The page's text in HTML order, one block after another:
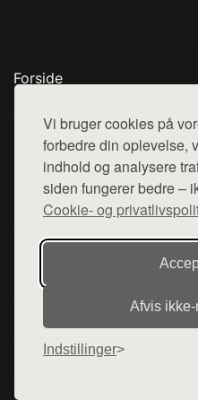
Vi bruger cookies på
forbedre din oplevelse,
indhold og analysere
siden fungerer bedre –
Cookie- og
Afvis
Indstillinger
Forside
Top Rabatter
Blog
Kontakt
Denne side er en del af
hjemmesider med
diverse webshops. Der
henviser til de shops, som
varerne på lager.